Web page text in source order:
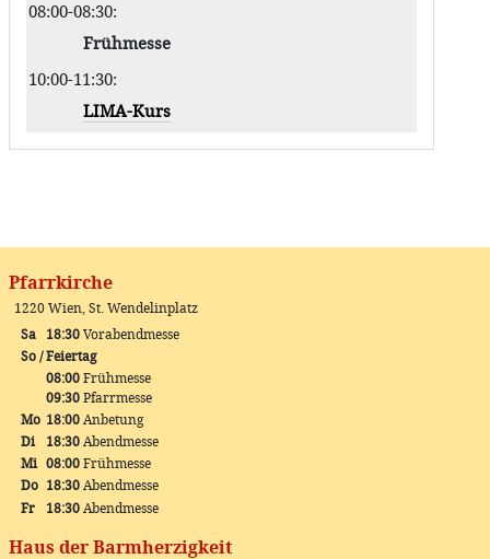
08:00-08:30:
Frühmesse
10:00-11:30:
LIMA-Kurs
Pfarrkirche
1220 Wien, St. Wendelinplatz
Sa
18:30 Vorabendmesse
So / Feiertag
08:00 Frühmesse
09:30 Pfarrmesse
Mo 18:00 Anbetung
Di
18:30 Abendmesse
Mi 08:00 Frühmesse
Do 18:30 Abendmesse
Fr
18:30 Abendmesse
Haus der Barmherzigkeit